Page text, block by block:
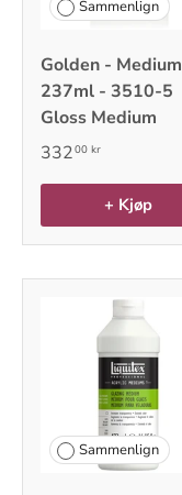
Sammenlign
Golden - Medium
237ml - 3510-5
Gloss Medium
33200 kr
+ Kjøp
Sammenlign